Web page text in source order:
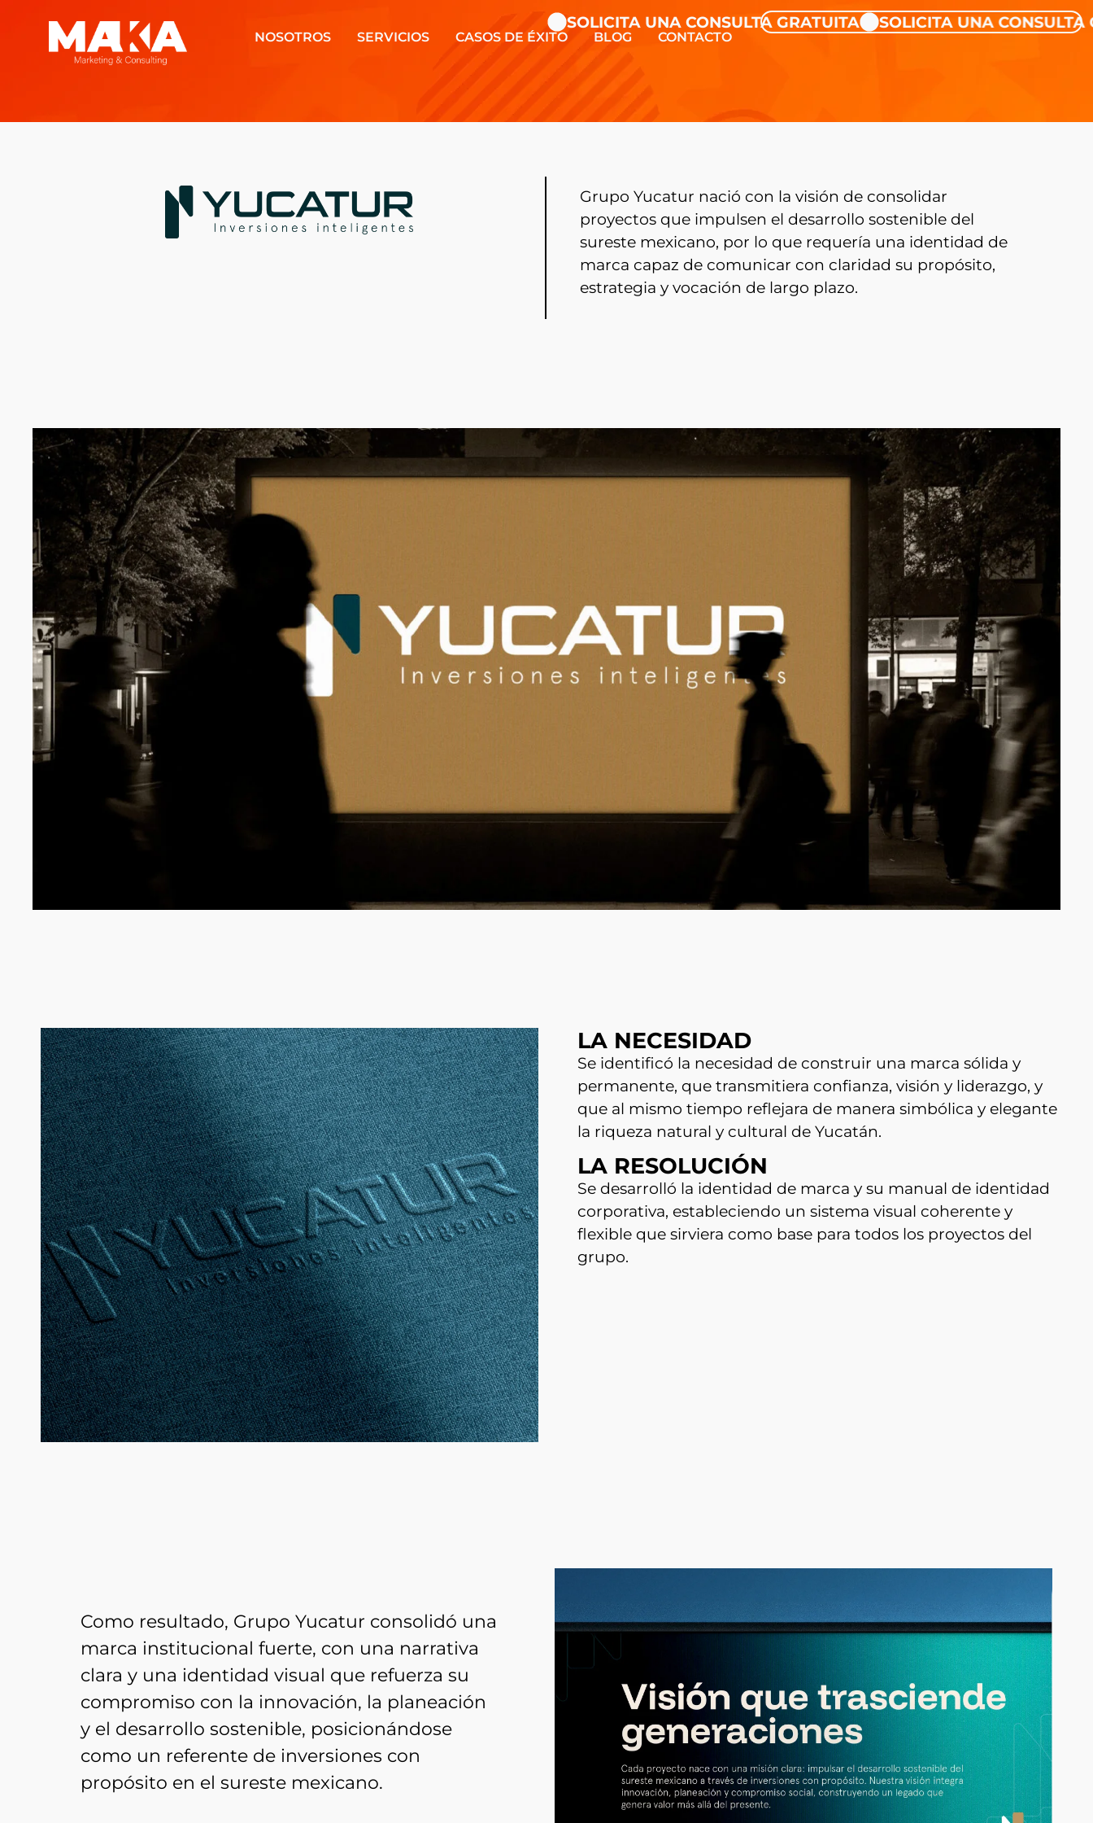
NOSOTROS SERVICIOS CASOS DE ÉXITO BLOG CONTACTO
SOLICITA UNA CONSULTA GRATUITA SOLICITA UNA CONSULTA
Grupo Yucatur nació con la visión de consolidar
proyectos que impulsen el desarrollo sostenible del
sureste mexicano, por lo que requería una identidad de
marca capaz de comunicar con claridad su propósito,
estrategia y vocación de largo plazo.
LA NECESIDAD
Se identificó la necesidad de construir una marca sólida y
permanente, que transmitiera confianza, visión y liderazgo, y
que al mismo tiempo reflejara de manera simbólica y elegante
la riqueza natural y cultural de Yucatán.
LA RESOLUCIÓN
Se desarrolló la identidad de marca y su manual de identidad
corporativa, estableciendo un sistema visual coherente y
flexible que sirviera como base para todos los proyectos del
grupo.
Como resultado, Grupo Yucatur consolidó una
marca institucional fuerte, con una narrativa
clara y una identidad visual que refuerza su
compromiso con la innovación, la planeación
y el desarrollo sostenible, posicionándose
como un referente de inversiones con
propósito en el sureste mexicano.